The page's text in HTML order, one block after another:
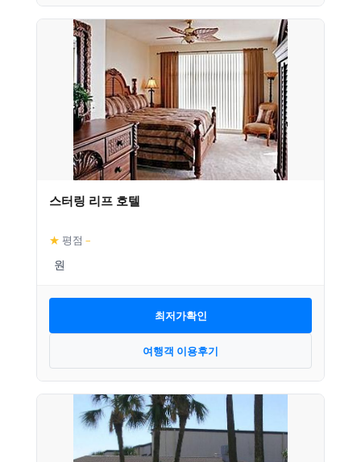
스터링 리프 호텔
★ 평점 –
최저가확인
여행객 이용후기